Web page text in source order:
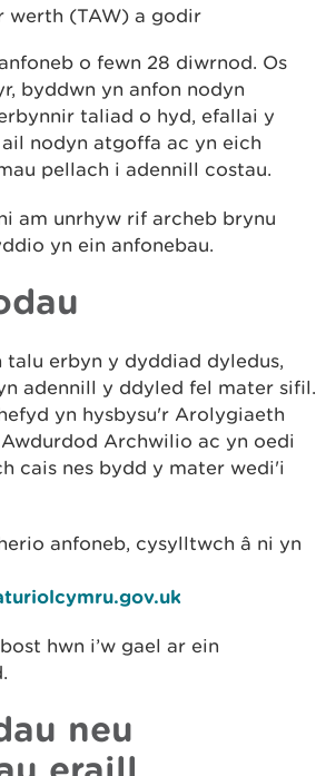
werth (TAW) a godir
o fewn 28 diwrnod. Os
byddwn yn anfon nodyn
taliad o hyd, efallai y
nodyn atgoffa ac yn eich
pellach i adennill costau.
am unrhyw rif archeb brynu
yn ein anfonebau.
talu erbyn y dyddiad dyledus,
adennill y ddyled fel mater sifil.
yn hysbysu'r Arolygiaeth
Archwilio ac yn oedi
cais nes bydd y mater wedi'i
anfoneb, cysylltwch â ni yn
hwn i’w gael ar ein
neu